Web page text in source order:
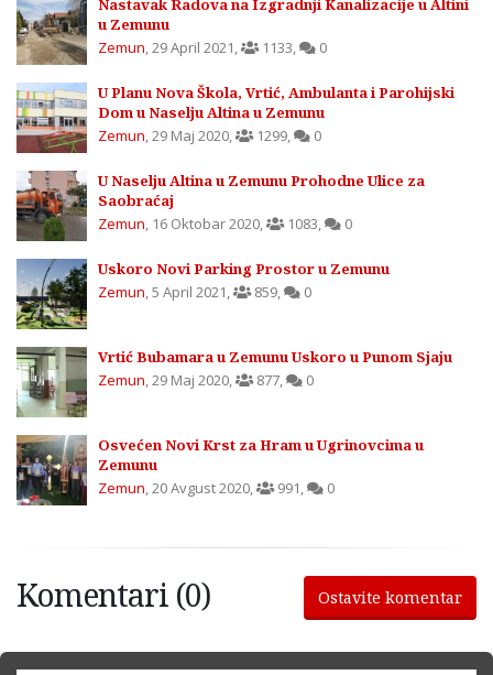
Nastavak Radova na Izgradnji Kanalizacije u Altini
u Zemunu
Zemun,29 April 2021, 1133, 0
U Planu Nova Škola, Vrtić, Ambulanta i Parohijski
Dom u Naselju Altina u Zemunu
Zemun,29 Maj 2020, 1299, 0
U Naselju Altina u Zemunu Prohodne Ulice za
Saobraćaj
Zemun, 16 Oktobar 2020, 1083, 0
Uskoro Novi Parking Prostor u Zemunu
Zemun,5 April 2021, 859, 0
Vrtić Bubamara u Zemunu Uskoro u Punom Sjaju
Zemun,29 Maj 2020, 877, 0
Osvećen Novi Krst za Hram u Ugrinovcima u
Zemunu
Zemun,20 Avgust 2020, 991, 0
Komentari (0) Ostavite komentar